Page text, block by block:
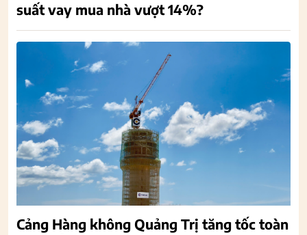
suất vay mua nhà vượt 14%?
Cảng Hàng không Quảng Trị tăng tốc toàn